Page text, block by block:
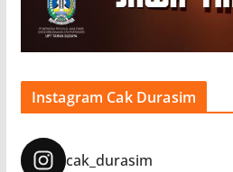
Instagram Cak Durasim
cak_durasim